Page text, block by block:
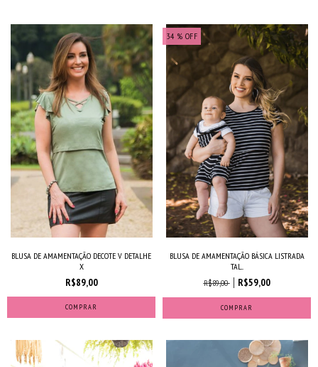
BLUSA DE AMAMENTAÇÃO DECOTE V DETALHE
X
R$89,00
COMPRAR
34 % OFF
BLUSA DE AMAMENTAÇÃO BÁSICA LISTRADA
TAL...
R$89,00
R$59,00
COMPRAR